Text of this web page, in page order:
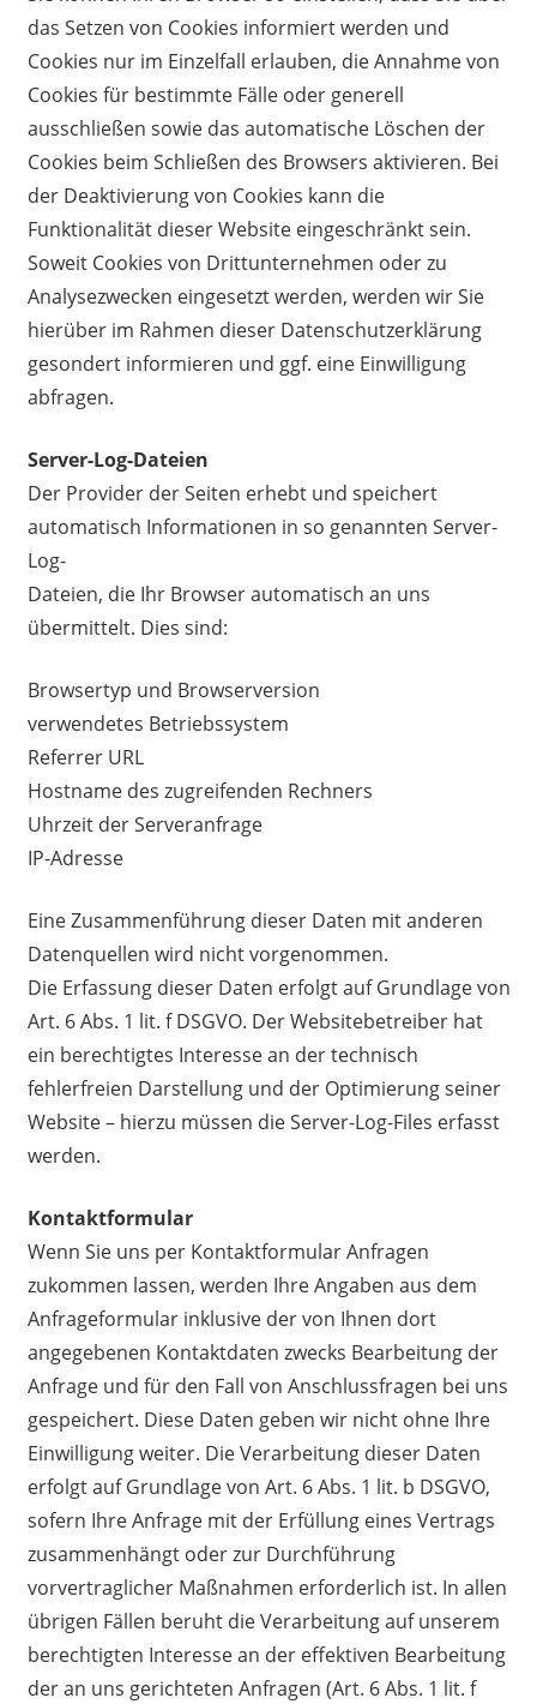
das Setzen von Cookies informiert werden und
Cookies nur im Einzelfall erlauben, die Annahme von
Cookies für bestimmte Fälle oder generell
ausschließen sowie das automatische Löschen der
Cookies beim Schließen des Browsers aktivieren. Bei
der Deaktivierung von Cookies kann die
Funktionalität dieser Website eingeschränkt sein.
Soweit Cookies von Drittunternehmen oder zu
Analysezwecken eingesetzt werden, werden wir Sie
hierüber im Rahmen dieser Datenschutzerklärung
gesondert informieren und ggf. eine Einwilligung
abfragen.
Server-Log-Dateien
Der Provider der Seiten erhebt und speichert
automatisch Informationen in so genannten Server-
Log-
Dateien, die Ihr Browser automatisch an uns
übermittelt. Dies sind:
Browsertyp und Browserversion
verwendetes Betriebssystem
Referrer URL
Hostname des zugreifenden Rechners
Uhrzeit der Serveranfrage
IP-Adresse
Eine Zusammenführung dieser Daten mit anderen
Datenquellen wird nicht vorgenommen.
Die Erfassung dieser Daten erfolgt auf Grundlage von
Art. 6 Abs. 1 lit. f DSGVO. Der Websitebetreiber hat
ein berechtigtes Interesse an der technisch
fehlerfreien Darstellung und der Optimierung seiner
Website – hierzu müssen die Server-Log-Files erfasst
werden.
Kontaktformular
Wenn Sie uns per Kontaktformular Anfragen
zukommen lassen, werden Ihre Angaben aus dem
Anfrageformular inklusive der von Ihnen dort
angegebenen Kontaktdaten zwecks Bearbeitung der
Anfrage und für den Fall von Anschlussfragen bei uns
gespeichert. Diese Daten geben wir nicht ohne Ihre
Einwilligung weiter. Die Verarbeitung dieser Daten
erfolgt auf Grundlage von Art. 6 Abs. 1 lit. b DSGVO,
sofern Ihre Anfrage mit der Erfüllung eines Vertrags
zusammenhängt oder zur Durchführung
vorvertraglicher Maßnahmen erforderlich ist. In allen
übrigen Fällen beruht die Verarbeitung auf unserem
berechtigten Interesse an der effektiven Bearbeitung
der an uns gerichteten Anfragen (Art. 6 Abs. 1 lit. f